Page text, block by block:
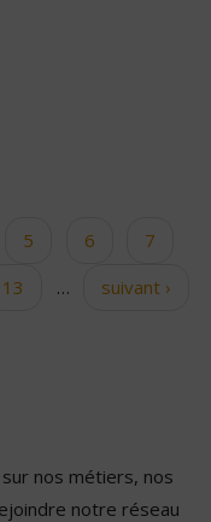
5 6
7
13 …
suivant ›
nos métiers, nos
notre réseau